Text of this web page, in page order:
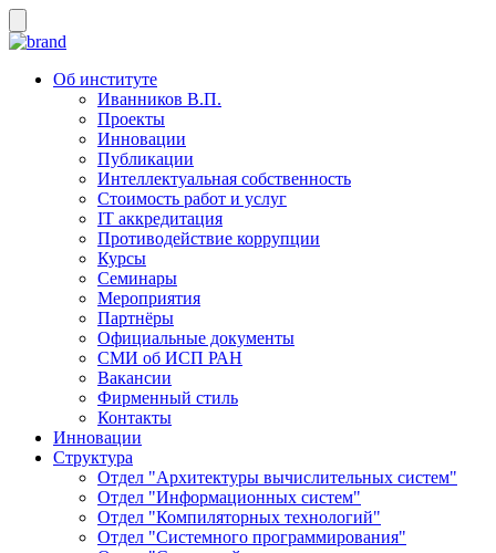
Об институте
Иванников В.П.
Проекты
Инновации
Публикации
Интеллектуальная собственность
Стоимость работ и услуг
IT аккредитация
Противодействие коррупции
Курсы
Семинары
Мероприятия
Партнёры
Официальные документы
СМИ об ИСП РАН
Вакансии
Фирменный стиль
Контакты
Инновации
Структура
Отдел "Архитектуры вычислительных систем"
Отдел "Информационных систем"
Отдел "Компиляторных технологий"
Отдел "Системного программирования"